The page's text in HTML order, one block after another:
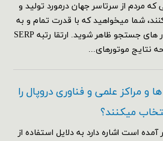
مردم از سرتاسر جهان درمورد تولید و
شما میخواهید که با قدرت تمام و به
بهترین نحو ممکن در موتور های جستجو ظاهر شوید. ارتقا رتبه SERP
نتایج موتورهای...
و مراکز علمی و فناوری دروپال را
میکنند؟
است اشاره دارد به دلایل استفاده از